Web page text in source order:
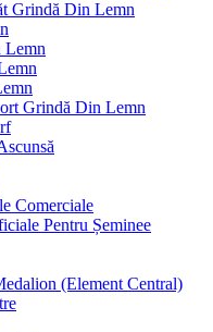
Grindă Din Lemn
Lemn
Grindă Din Lemn
Comerciale
Pentru Șeminee
(Element Central)